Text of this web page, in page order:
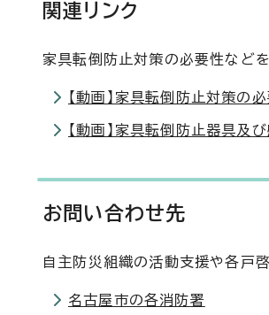
関連リンク
家具転倒防止対策の必要性など
【動画】家具転倒防止対策
【動画】家具転倒防止器具及
お問い合わせ先
自主防災組織の活動支援や各戸
名古屋市の各消防署